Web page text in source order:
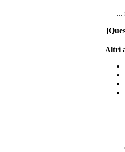
...
Altri